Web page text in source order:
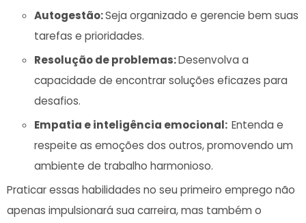
Autogestão:Seja ​organizado e ​gerencie bem ⁣suas
tarefas e prioridades.
Resolução de problemas:Desenvolva a
capacidade de encontrar soluções⁤ eficazes para‌
desafios.
Empatia e inteligência emocional: ⁤ Entenda e
respeite as emoções dos outros, promovendo um
ambiente de trabalho harmonioso.
Praticar​ essas habilidades no seu primeiro emprego não
apenas impulsionará⁤ sua carreira, mas também o